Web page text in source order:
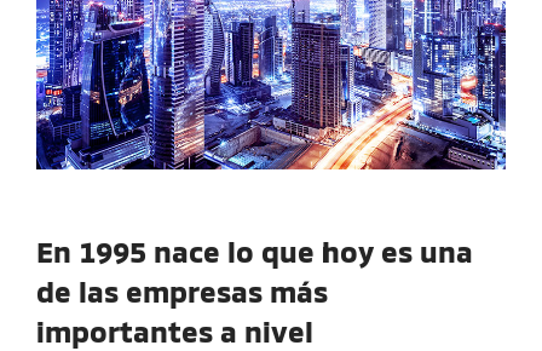
En 1995 nace lo que hoy es una
de las empresas más
importantes a nivel